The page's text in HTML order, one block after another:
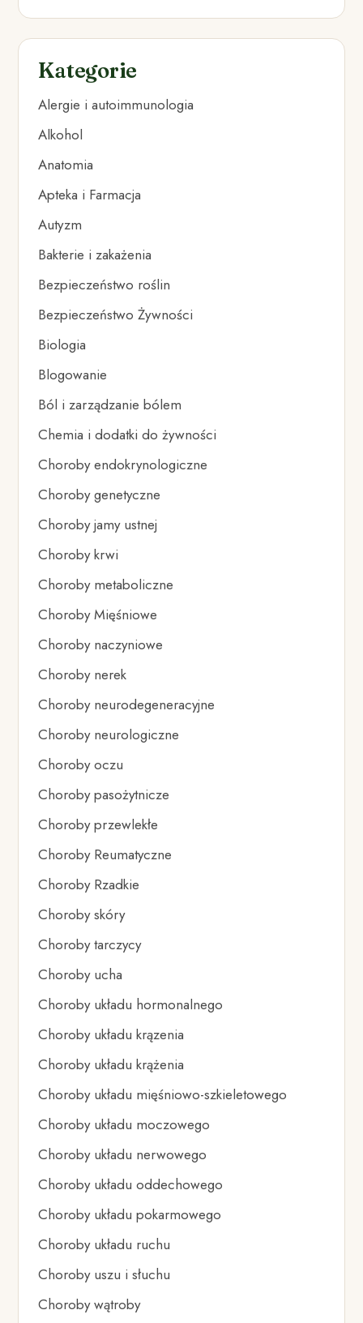
Kategorie
Alergie i autoimmunologia
Alkohol
Anatomia
Apteka i Farmacja
Autyzm
Bakterie i zakażenia
Bezpieczeństwo roślin
Bezpieczeństwo Żywności
Biologia
Blogowanie
Ból i zarządzanie bólem
Chemia i dodatki do żywności
Choroby endokrynologiczne
Choroby genetyczne
Choroby jamy ustnej
Choroby krwi
Choroby metaboliczne
Choroby Mięśniowe
Choroby naczyniowe
Choroby nerek
Choroby neurodegeneracyjne
Choroby neurologiczne
Choroby oczu
Choroby pasożytnicze
Choroby przewlekłe
Choroby Reumatyczne
Choroby Rzadkie
Choroby skóry
Choroby tarczycy
Choroby ucha
Choroby układu hormonalnego
Choroby układu krązenia
Choroby układu krążenia
Choroby układu mięśniowo-szkieletowego
Choroby układu moczowego
Choroby układu nerwowego
Choroby układu oddechowego
Choroby układu pokarmowego
Choroby układu ruchu
Choroby uszu i słuchu
Choroby wątroby